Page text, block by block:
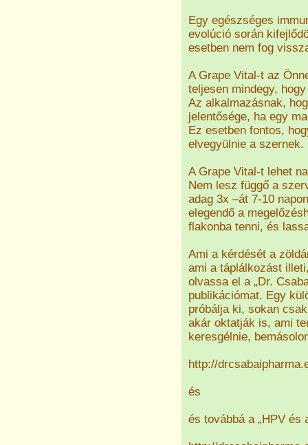
Egy egészséges
evolúció során
esetben nem fog
A Grape Vital-t az
teljesen mindegy,
Az alkalmazásnak,
jelentősége, ha egy
Ez esetben fontos,
elvegyülnie a szernek.
A Grape Vital-t lehet
Nem lesz függő a
adag 3x –át 7-10
elegendő a
flakonba tenni, és
Ami a kérdését a
ami a táplálkozást
olvassa el a „Dr.
publikációmat. Egy
próbálja ki, sokan
akár oktatják is, ami
keresgélnie,
http://
és
és továbbá a „HPV és